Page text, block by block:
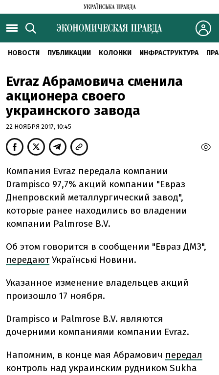
НОВОСТИ ПУБЛИКАЦИИ КОЛОНКИ ИНФРАСТРУКТУРА
Evraz Абрамовича сменила
акционера своего
украинского завода
22 НОЯБРЯ 2017, 10:45
Компания Evraz передала компании
Drampisco 97,7% акций компании "Евраз
Днепровский металлургический завод",
которые ранее находились во владении
компании Palmrose B.V.
Об этом говорится в сообщении "Евраз ДМЗ",
передаютУкраїнські Новини.
Указанное изменение владельцев акций
произошло 17 ноября.
Drampisco и Palmrose B.V. являются
дочерними компаниями компании Evraz.
Напомним, в конце мая Абрамович передал
контроль над украинским рудником Sukha